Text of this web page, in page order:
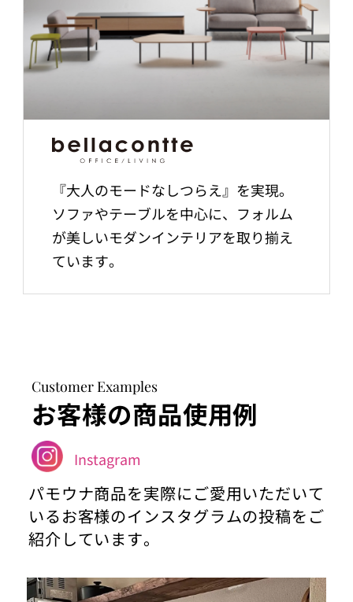
『大人のモードなしつらえ』を実現。
ソファやテーブルを中心に、フォルム
が美しいモダンインテリアを取り揃え
ています。
Customer Examples
お客様の商品使用例
Instagram
パモウナ商品を実際にご愛用いただいて
いるお客様のインスタグラムの投稿をご
紹介しています。